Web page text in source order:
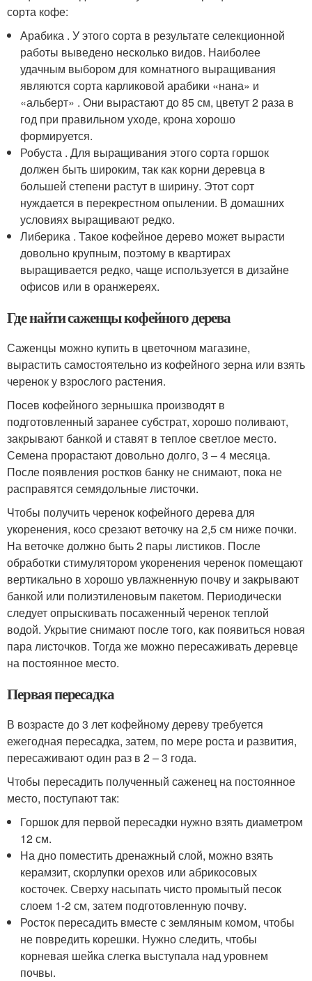
сорта кофе:
Арабика . У этого сорта в результате селекционной
работы выведено несколько видов. Наиболее
удачным выбором для комнатного выращивания
являются сорта карликовой арабики «нана» и
«альберт» . Они вырастают до 85 см, цветут 2 раза в
год при правильном уходе, крона хорошо
формируется.
Робуста . Для выращивания этого сорта горшок
должен быть широким, так как корни деревца в
большей степени растут в ширину. Этот сорт
нуждается в перекрестном опылении. В домашних
условиях выращивают редко.
Либерика . Такое кофейное дерево может вырасти
довольно крупным, поэтому в квартирах
выращивается редко, чаще используется в дизайне
офисов или в оранжереях.
Где найти саженцы кофейного дерева
Саженцы можно купить в цветочном магазине,
вырастить самостоятельно из кофейного зерна или взять
черенок у взрослого растения.
Посев кофейного зернышка производят в
подготовленный заранее субстрат, хорошо поливают,
закрывают банкой и ставят в теплое светлое место.
Семена прорастают довольно долго, 3 – 4 месяца.
После появления ростков банку не снимают, пока не
расправятся семядольные листочки.
Чтобы получить черенок кофейного дерева для
укоренения, косо срезают веточку на 2,5 см ниже почки.
На веточке должно быть 2 пары листиков. После
обработки стимулятором укоренения черенок помещают
вертикально в хорошо увлажненную почву и закрывают
банкой или полиэтиленовым пакетом. Периодически
следует опрыскивать посаженный черенок теплой
водой. Укрытие снимают после того, как появиться новая
пара листочков. Тогда же можно пересаживать деревце
на постоянное место.
Первая пересадка
В возрасте до 3 лет кофейному дереву требуется
ежегодная пересадка, затем, по мере роста и развития,
пересаживают один раз в 2 – 3 года.
Чтобы пересадить полученный саженец на постоянное
место, поступают так:
Горшок для первой пересадки нужно взять диаметром
12 см.
На дно поместить дренажный слой, можно взять
керамзит, скорлупки орехов или абрикосовых
косточек. Сверху насыпать чисто промытый песок
слоем 1-2 см, затем подготовленную почву.
Росток пересадить вместе с земляным комом, чтобы
не повредить корешки. Нужно следить, чтобы
корневая шейка слегка выступала над уровнем
почвы.